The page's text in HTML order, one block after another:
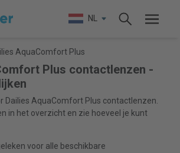
NL
AquaComfort Plus
Plus contactlenzen -
Dailies AquaComfort Plus contactlenzen.
in het overzicht en zie hoeveel je kunt
voor alle beschikbare